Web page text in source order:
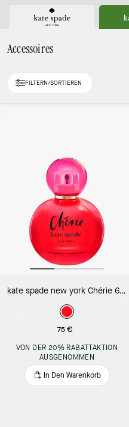
Accessoires
FILTERN/SORTIEREN
kate spade new york Chérie 60 ml Eau de Parfum
75 €
VON DER 20% RABATTAKTION
AUSGENOMMEN
In Den Warenkorb